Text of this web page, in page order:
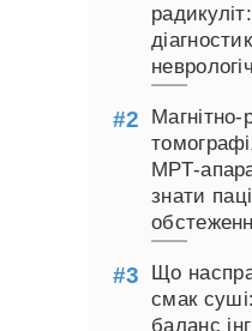
Магнітно-
МРТ-
знати
Що
смак
баланс